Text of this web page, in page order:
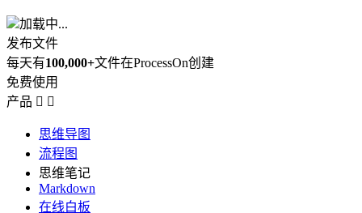
加载中...
发布文件
每天有100,000+文件在ProcessOn创建
免费使用
产品  
思维导图
流程图
思维笔记
Markdown
在线白板